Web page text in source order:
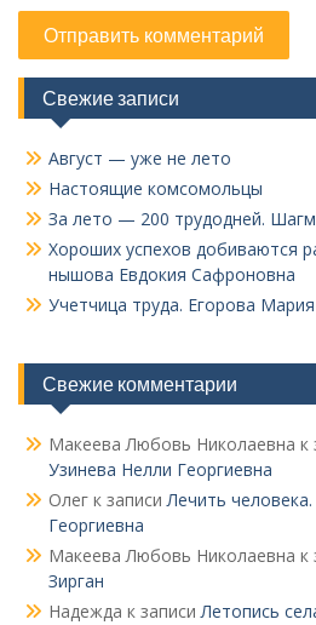
Свежие записи
Август — уже не лето
Настоящие комсомольцы
За лето — 200 трудодней.
Хороших успехов добиваются
нышова Евдокия Сафроновна
Учетчица труда. Его­рова
Свежие комментарии
Макеева Любовь Николаевна к
Узинева Нелли Георгиевна
Олег к записиЛечить
Георгиевна
Макеева Любовь Николаевна к
Зирган
Надежда к записиЛетопись